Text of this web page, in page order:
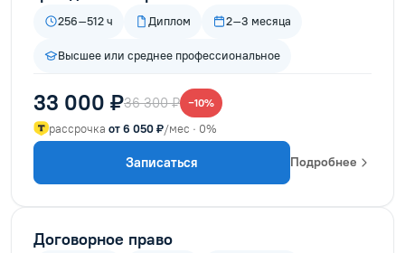
256–512 ч Диплом 2–3 месяца
Высшее или среднее профессиональное
33 000 ₽36 300 ₽ −10%
рассрочка от 6 050 ₽/мес · 0%
Записаться Подробнее
Договорное право